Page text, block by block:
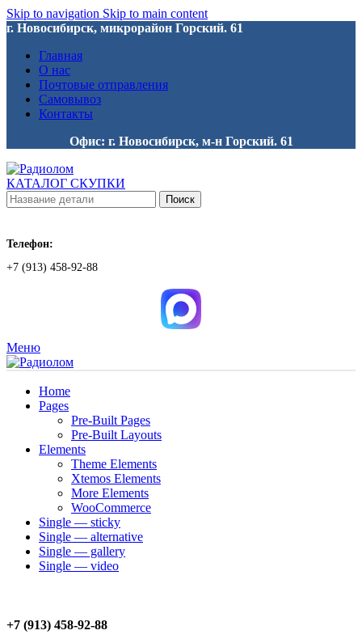
Skip to navigation Skip to main content
г. Новосибирск, микрорайон Горский. 61
Главная
О нас
Почтовые отправления
Самовывоз
Контакты
Офис: г. Новосибирск, м-н Горский. 61
КАТАЛОГ СКУПКИ
Поиск
Телефон:
+7 (913) 458-92-88
Меню
Home
Pages
Pre-Built Pages
Pre-Built Layouts
Elements
Theme Elements
Xtemos Elements
More Elements
WooCommerce
Single — sticky
Single — alternative
Single — gallery
Single — video
+7 (913) 458-92-88